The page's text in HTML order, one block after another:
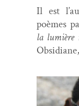
Il est
poèmes
la lumière